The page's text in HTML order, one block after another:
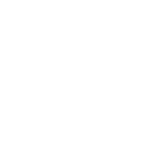
un
va a ser